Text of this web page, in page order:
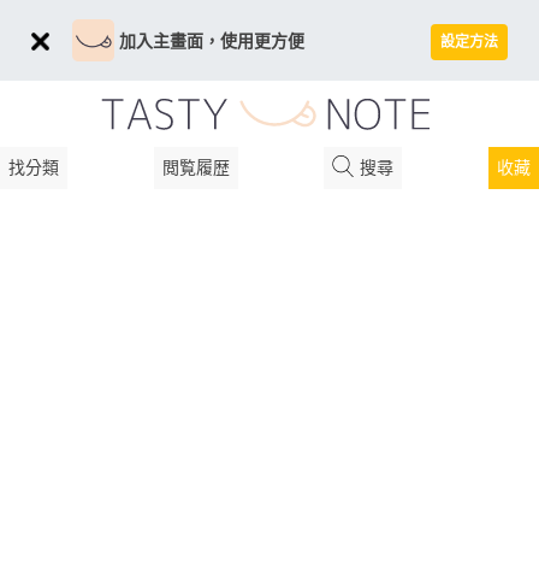
加入主畫面，使用更方便 設定方法
找分類 閲覧履歴 搜尋 收藏